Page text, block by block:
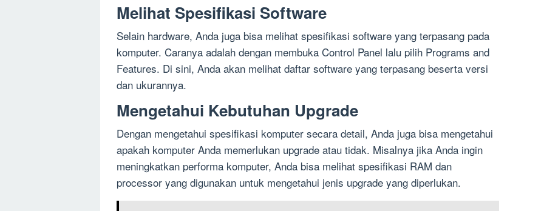
Melihat Spesifikasi Software
Selain hardware, Anda juga bisa melihat spesifikasi software yang terpasang pada
komputer. Caranya adalah dengan membuka Control Panel lalu pilih Programs and
Features. Di sini, Anda akan melihat daftar software yang terpasang beserta versi
dan ukurannya.
Mengetahui Kebutuhan Upgrade
Dengan mengetahui spesifikasi komputer secara detail, Anda juga bisa mengetahui
apakah komputer Anda memerlukan upgrade atau tidak. Misalnya jika Anda ingin
meningkatkan performa komputer, Anda bisa melihat spesifikasi RAM dan
processor yang digunakan untuk mengetahui jenis upgrade yang diperlukan.